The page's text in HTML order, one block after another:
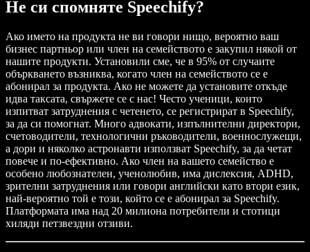
Не си спомняте Speechify?
Ако името на продукта не ви говори нищо, вероятно ваш
бизнес партньор или член на семейството е закупил някой от
нашите продукти. Установили сме, че в 95% от случаите
объркването възниква, когато член на семейството се е
абонирал за продукта. Ако не можете да установите откъде
идва таксата, свържете се с нас! Често ученици, които
изпитват затруднения с четенето, се регистрират в Speechify,
за да си помогнат. Много адвокати, изпълнителни директори,
счетоводители, технологични ръководители, военнослужещи,
а дори и няколко астронавти използват Speechify, за да четат
повече и по-ефективно. Ако член на вашето семейство е
особено любознателен, ученолюбив, има дислексия, ADHD,
зрителни затруднения или говори английски като втори език,
най-вероятно той е този, който се е абонирал за Speechify.
Платформата има над 20 милиона потребители и стотици
хиляди петзвездни отзиви.